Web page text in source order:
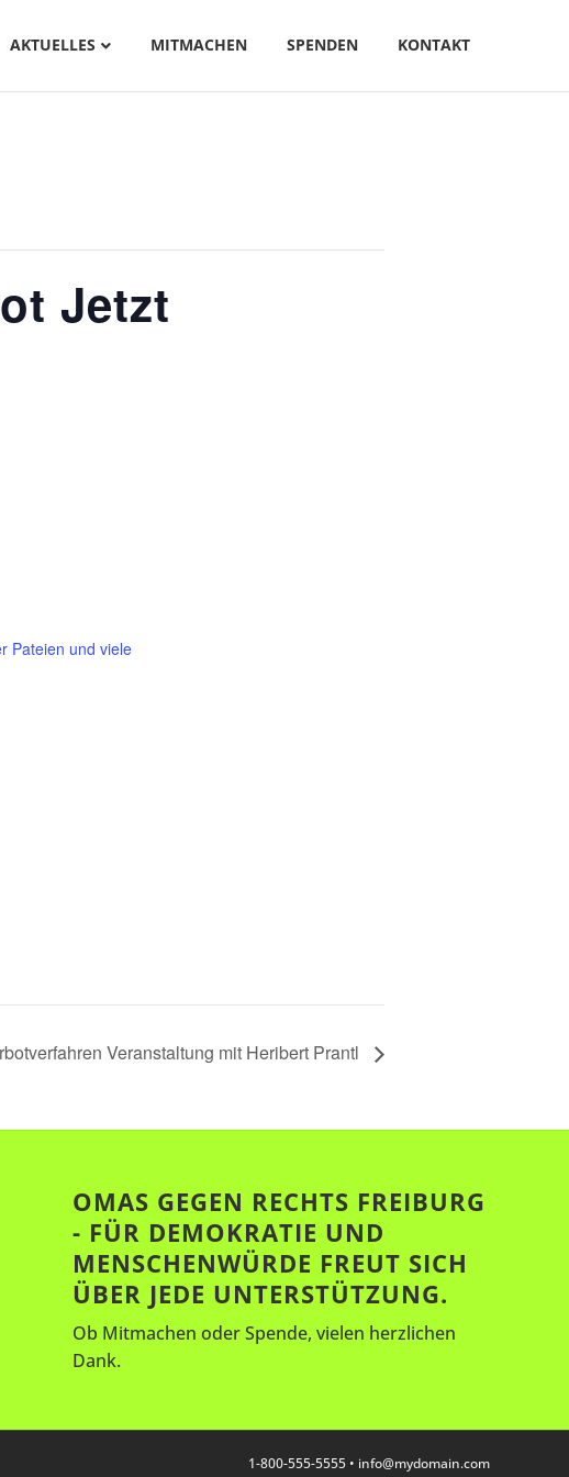
AKTUELLES MITMACHEN SPENDEN KONTAKT
Jetzt
Pateien und viele
Veranstaltung mit Heribert Prantl
OMAS GEGEN RECHTS FREIBURG
- FÜR DEMOKRATIE UND
MENSCHENWÜRDE FREUT SICH
ÜBER JEDE UNTERSTÜTZUNG.
Ob Mitmachen oder Spende, vielen herzlichen
Dank.
1-800-555-5555 • info@mydomain.com